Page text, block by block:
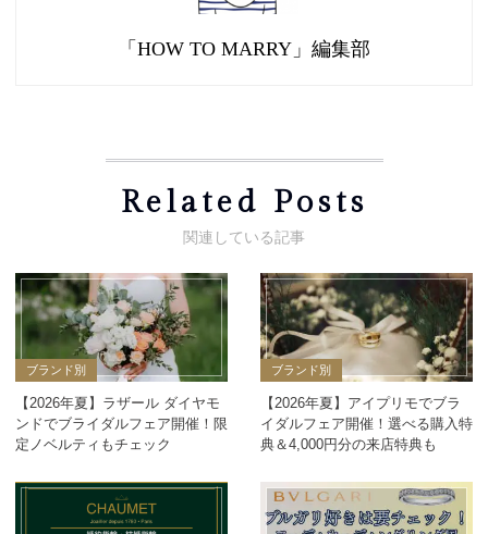
「HOW TO MARRY」編集部
Related Posts
ブランド別
【2026年夏】ラザール ダイヤモ
ンドでブライダルフェア開催！限
定ノベルティもチェック
ブランド別
【2026年夏】アイプリモでブラ
イダルフェア開催！選べる購入特
典＆4,000円分の来店特典も